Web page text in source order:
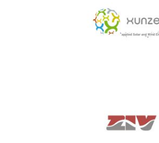
Xunzel
Ziv